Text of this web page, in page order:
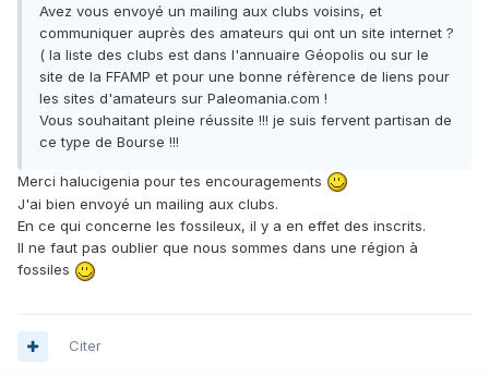
Avez vous envoyé un mailing aux clubs voisins, et
communiquer auprès des amateurs qui ont un site internet ?
( la liste des clubs est dans l'annuaire Géopolis ou sur le
site de la FFAMP et pour une bonne réfèrence de liens pour
les sites d'amateurs sur Paleomania.com !
Vous souhaitant pleine réussite !!! je suis fervent partisan de
ce type de Bourse !!!
Merci halucigenia pour tes encouragements
J'ai bien envoyé un mailing aux clubs.
En ce qui concerne les fossileux, il y a en effet des inscrits.
Il ne faut pas oublier que nous sommes dans une région à
fossiles
Citer